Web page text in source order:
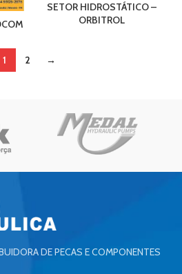
SETOR HIDROSTÁTICO –
ORBITROL
1 2 →
DE PECAS E COMPONENTES